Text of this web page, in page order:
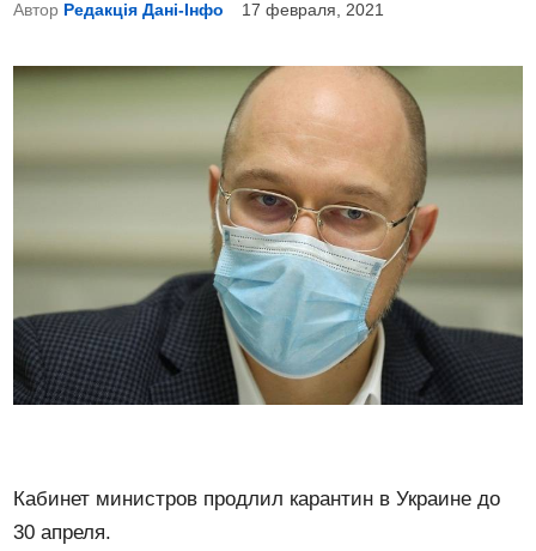
к
Автор Редакція Дані-Інфо 17 февраля, 2021
Кабинет министров продлил карантин в Украине до
30 апреля.